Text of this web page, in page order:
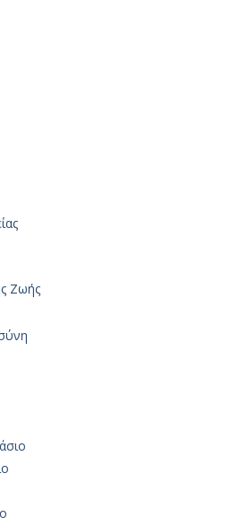
Ζωής